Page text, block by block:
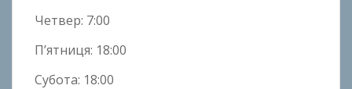
Четвер: 7:00
П’ятниця: 18:00
Субота: 18:00